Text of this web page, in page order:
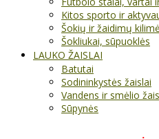
Kitos sporto ir
Šokių ir žaidimų
Šokliukai, sūpuoklės
LAUKO ŽAISLAI
Batutai
Sodininkystės žaislai
Vandens ir smėlio
Sūpynės